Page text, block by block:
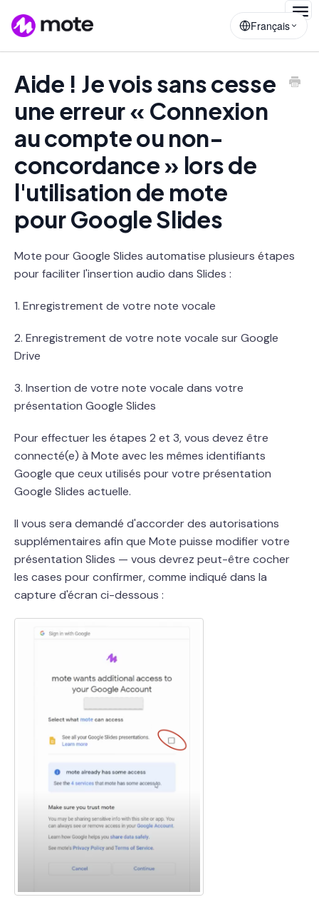
Français
Aide ! Je vois sans cesse
une erreur « Connexion
au compte ou non-
concordance » lors de
l'utilisation de mote
pour Google Slides
Mote pour Google Slides automatise plusieurs étapes
pour faciliter l'insertion audio dans Slides :
1. Enregistrement de votre note vocale
2. Enregistrement de votre note vocale sur Google
Drive
3. Insertion de votre note vocale dans votre
présentation Google Slides
Pour effectuer les étapes 2 et 3, vous devez être
connecté(e) à Mote avec les mêmes identifiants
Google que ceux utilisés pour votre présentation
Google Slides actuelle.
Il vous sera demandé d'accorder des autorisations
supplémentaires afin que Mote puisse modifier votre
présentation Slides — vous devrez peut-être cocher
les cases pour confirmer, comme indiqué dans la
capture d'écran ci-dessous :